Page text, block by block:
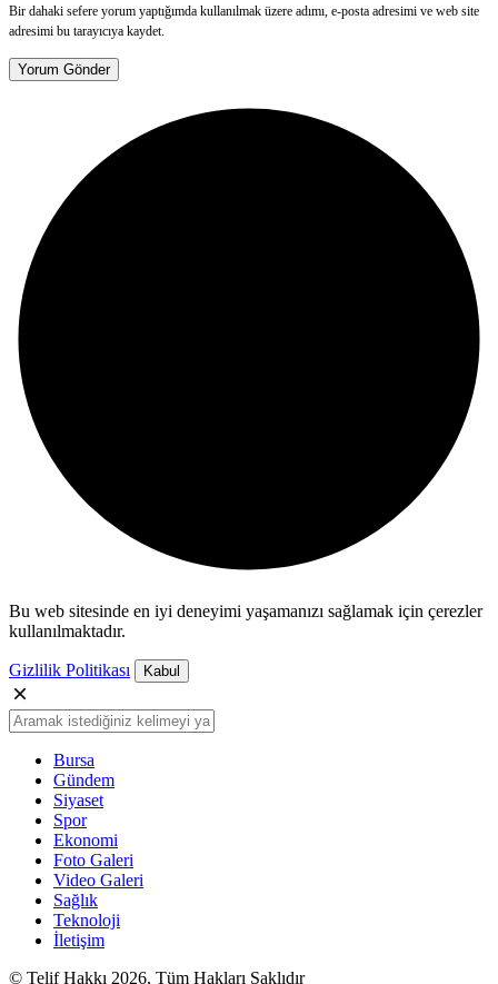
Bir dahaki sefere yorum yaptığımda kullanılmak üzere adımı, e-posta adresimi ve web site
adresimi bu tarayıcıya kaydet.
Yorum Gönder
Bu web sitesinde en iyi deneyimi yaşamanızı sağlamak için çerezler
kullanılmaktadır.
Gizlilik Politikası Kabul
Bursa
Gündem
Siyaset
Spor
Ekonomi
Foto Galeri
Video Galeri
Sağlık
Teknoloji
İletişim
© Telif Hakkı 2026, Tüm Hakları Saklıdır